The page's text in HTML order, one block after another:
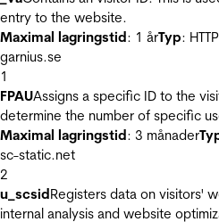
entry to the website.
Maximal lagringstid: 1 årTyp:
garnius.se
1
FPAUAssigns a specific ID to the
determine the number of specific
Maximal lagringstid: 3 månader
sc-static.net
2
u_scsidRegisters data on visitors'
internal analysis and website